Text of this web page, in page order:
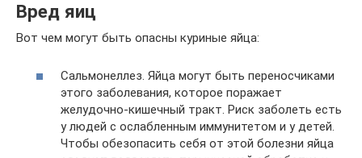
Вред яиц
Вот чем могут быть опасны куриные яйца:
Сальмонеллез. Яйца могут быть переносчиками
этого заболевания, которое поражает
желудочно-кишечный тракт. Риск заболеть есть
у людей с ослабленным иммунитетом и у детей.
Чтобы обезопасить себя от этой болезни яйца